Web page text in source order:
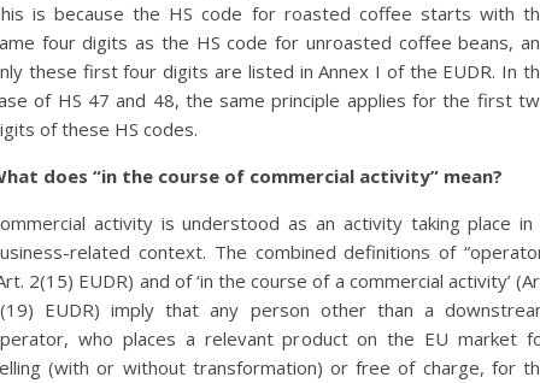
is because the HS code for roasted coffee starts with
four digits as the HS code for unroasted coffee beans,
these first four digits are listed in Annex I of the EUDR. In
of HS 47 and 48, the same principle applies for the first
of these HS codes.
does “in the course of commercial activity” mean?
activity is understood as an activity taking place in
related context. The combined definitions of
2(15) EUDR) and of ‘in the course of a commercial activity’
EUDR) imply that any person other than a
who places a relevant product on the EU market
(with or without transformation) or free of charge, for